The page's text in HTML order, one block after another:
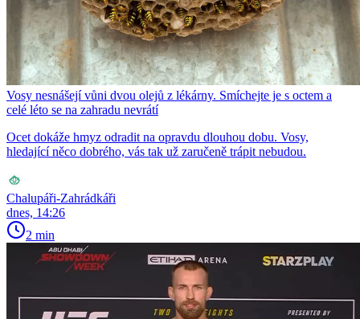
Vosy nesnášejí vůni dvou olejů z lékárny. Smíchejte je s octem a
celé léto se na zahradu nevrátí
Ocet dokáže hmyz odradit na opravdu dlouhou dobu. Vosy,
hledající něco dobrého, vás tak už zaručeně trápit nebudou.
Chalupáři-Zahrádkáři
dnes, 14:26
2 min